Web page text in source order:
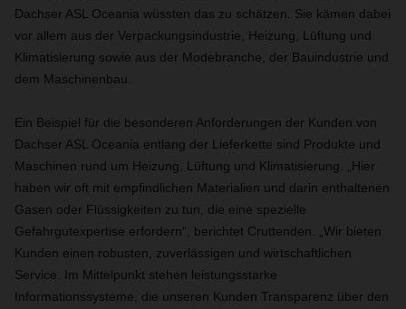
Dachser ASL Oceania wüssten das zu schätzen. Sie kämen dabei
vor allem aus der Verpackungsindustrie, Heizung, Lüftung und
Klimatisierung sowie aus der Modebranche, der Bauindustrie und
dem Maschinenbau.
Ein Beispiel für die besonderen Anforderungen der Kunden von
Dachser ASL Oceania entlang der Lieferkette sind Produkte und
Maschinen rund um Heizung, Lüftung und Klimatisierung. „Hier
haben wir oft mit empfindlichen Materialien und darin enthaltenen
Gasen oder Flüssigkeiten zu tun, die eine spezielle
Gefahrgutexpertise erfordern“, berichtet Cruttenden. „Wir bieten
Kunden einen robusten, zuverlässigen und wirtschaftlichen
Service. Im Mittelpunkt stehen leistungsstarke
Informationssysteme, die unseren Kunden Transparenz über den